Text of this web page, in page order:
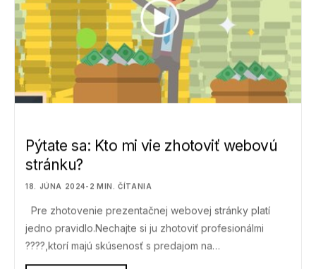
Pýtate sa: Kto mi vie zhotoviť webovú
stránku?
18. JÚNA 2024- 2 MIN. ČÍTANIA
Pre zhotovenie prezentačnej webovej stránky platí
jedno pravidlo.Nechajte si ju zhotoviť profesionálmi
????,ktorí majú skúsenosť s predajom na…